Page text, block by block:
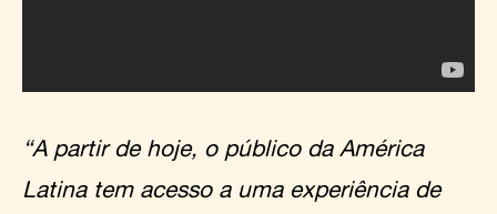
“A partir de hoje, o público da América
Latina tem acesso a uma experiência de